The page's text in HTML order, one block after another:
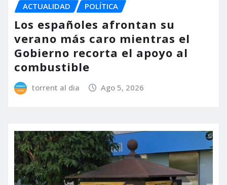
ACTUALIDAD POLÍTICA
Los españoles afrontan su
verano más caro mientras el
Gobierno recorta el apoyo al
combustible
torrent al dia Ago 5, 2026